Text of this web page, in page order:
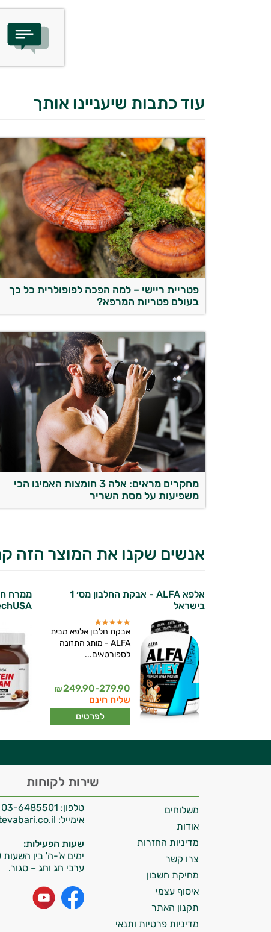
עוד כתבות שיעניינו אותך
פטריית ריישי – למה הפכה לפופולרית כל כך
בעולם פטריות המרפא?
מחקרים מראים: אלה 3 חומצות האמינו הכי
משפיעות על מסת השריר
אנשים שקנו את המוצר הזה
אלפא ALFA - אבקת החלבון מס׳ 1
בישראל
אבקת חלבון אלפא מבית
ALFA - מותג התזונה
לספורטאים...
249.90-279.90
₪
שליח חינם
לפרטים
ממרח
שירות לקוחות
טלפון: 03-6485501
אימייל:
שעות הפעילות:
ימים א'-ה' בין השעות 09:00-15:00
ערבי חג וחג – סגור.
משלוחים
אודות
מדיניות החזרות
צרו קשר
מחיקת חשבון
איסוף עצמי
תקנון האתר
מדיניות פרטיות ותנאי
יועץ בריאות אישי AI
התשובות שלי מבוססות על מאגרי מידע קליניים
וספרות מקצועית בתחומי הרפואה הטבעית
ותזונת הספורט.
אני כאן כדי לעזור לך להתאים את תוספי
התזונה ומוצרי הבריאות המדויקים למטרות
ולמצב הגופני שלך, ולהסביר לך אילו רכיבים
עובדים יחד כדי למקסם תוצאות גם בחיי היום